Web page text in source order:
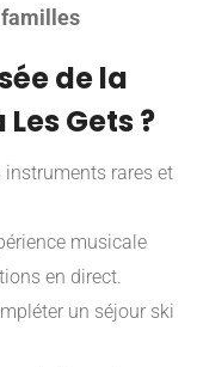
de la
Gets ?
instruments rares et
musicale
en direct.
un séjour ski